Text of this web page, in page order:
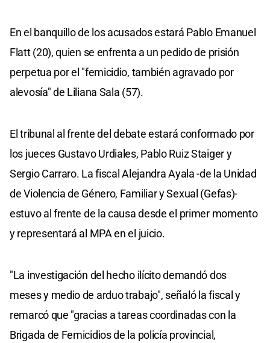
En el banquillo de los acusados estará Pablo Emanuel
Flatt (20), quien se enfrenta a un pedido de prisión
perpetua por el "femicidio, también agravado por
alevosía" de Liliana Sala (57).
El tribunal al frente del debate estará conformado por
los jueces Gustavo Urdiales, Pablo Ruiz Staiger y
Sergio Carraro. La fiscal Alejandra Ayala -de la Unidad
de Violencia de Género, Familiar y Sexual (Gefas)-
estuvo al frente de la causa desde el primer momento
y representará al MPA en el juicio.
"La investigación del hecho ilícito demandó dos
meses y medio de arduo trabajo", señaló la fiscal y
remarcó que "gracias a tareas coordinadas con la
Brigada de Femicidios de la policía provincial,